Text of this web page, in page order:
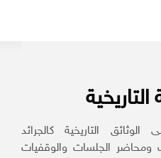
التاريخية كالجرائد
ومحاضر الجلسات والوقفيات